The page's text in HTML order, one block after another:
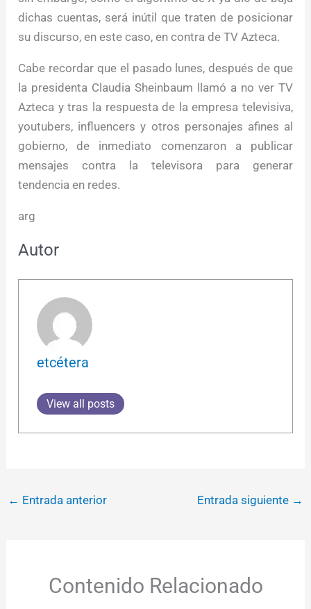
dichas cuentas, será inútil que traten de posicionar
su discurso, en este caso, en contra de TV Azteca.
Cabe recordar que el pasado lunes, después de que
la presidenta Claudia Sheinbaum llamó a no ver TV
Azteca y tras la respuesta de la empresa televisiva,
youtubers, influencers y otros personajes afines al
gobierno, de inmediato comenzaron a publicar
mensajes contra la televisora para generar
tendencia en redes.
arg
Autor
etcétera
View all posts
← Entrada anterior Entrada siguiente →
Contenido Relacionado